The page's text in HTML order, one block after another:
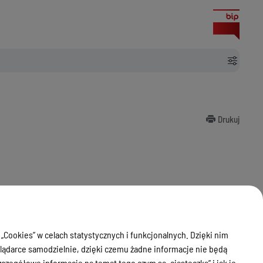
Drukuj
w celach statystycznych i funkcjonalnych. Dzięki nim
samodzielnie, dzięki czemu żadne informacje nie będą